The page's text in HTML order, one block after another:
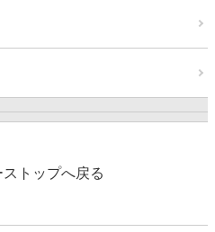
ストップへ戻る